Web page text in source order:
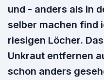
und - anders als in
selber machen find
riesigen Löcher.
Unkraut entfernen
schon anders